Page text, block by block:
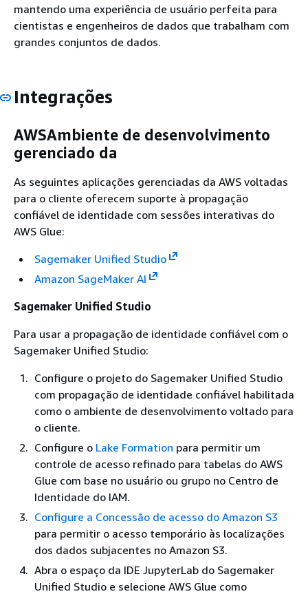
mantendo uma experiência de usuário perfeita para
cientistas e engenheiros de dados que trabalham com
grandes conjuntos de dados.
Integrações
AWSAmbiente de desenvolvimento
gerenciado da
As seguintes aplicações gerenciadas da AWS voltadas
para o cliente oferecem suporte à propagação
confiável de identidade com sessões interativas do
AWS Glue:
Sagemaker Unified Studio
Amazon SageMaker AI
Sagemaker Unified Studio
Para usar a propagação de identidade confiável com o
Sagemaker Unified Studio:
Configure o projeto do Sagemaker Unified Studio
com propagação de identidade confiável habilitada
como o ambiente de desenvolvimento voltado para
o cliente.
Configure o Lake Formation para permitir um
controle de acesso refinado para tabelas do AWS
Glue com base no usuário ou grupo no Centro de
Identidade do IAM.
Configure a Concessão de acesso do Amazon S3
para permitir o acesso temporário às localizações
dos dados subjacentes no Amazon S3.
Abra o espaço da IDE JupyterLab do Sagemaker
Unified Studio e selecione AWS Glue como